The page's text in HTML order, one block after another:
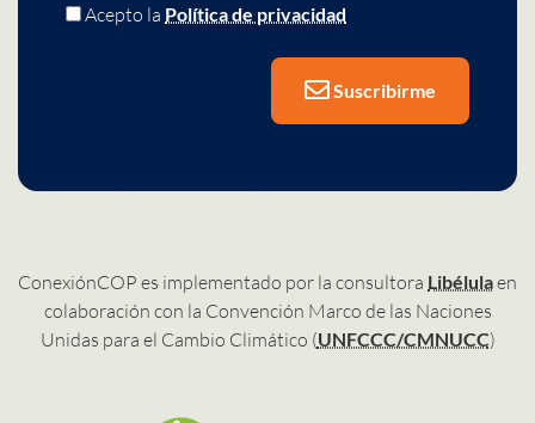
Acepto la Política de privacidad
Suscribirme
ConexiónCOP es implementado por la consultora Libélulaen
colaboración con la Convención Marco de las Naciones
Unidas para el Cambio Climático (UNFCCC/CMNUCC)